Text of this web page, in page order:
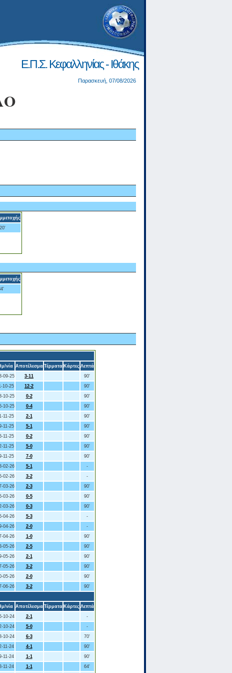
Ε.Π.Σ. Κεφαλληνίας - Ιθάκης
Παρασκευή, 07/08/2026
νία Αποτέλεσμα Τέρματα Κάρτες Λεπτά
09-25 3-11
90'
10-25 12-2
90'
10-25 0-2
90'
10-25 0-4
90'
11-25 2-1
90'
11-25 5-1
90'
11-25 0-2
90'
11-25 5-0
90'
11-25 7-0
90'
02-26 5-1
-
02-26 3-2
-
03-26 2-3
90'
03-26 0-5
90'
03-26 0-3
90'
04-26 5-3
-
04-26 2-0
-
04-26 1-0
90'
05-26 2-5
90'
05-26 2-1
90'
05-26 3-2
90'
05-26 2-0
90'
06-26 3-2
90'
νία Αποτέλεσμα Τέρματα Κάρτες Λεπτά
10-24 2-1
-
10-24 5-0
-
10-24 6-3
70'
11-24 4-1
90'
11-24 1-1
90'
11-24 1-1 64'